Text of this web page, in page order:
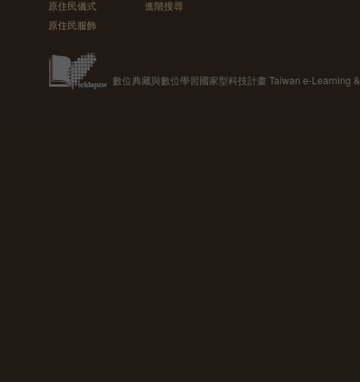
原住民儀式
原住民服飾
進階搜尋
數位典藏與數位學習國家型科技計畫 Taiwan e-Learning